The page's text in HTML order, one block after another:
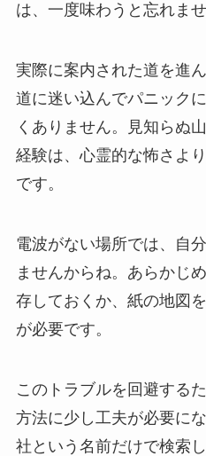
は、一度味わうと忘れませ
実際に案内された道を進
道に迷い込んでパニック
くありません。見知らぬ
経験は、心霊的な怖さよ
です。
電波がない場所では、自
ませんからね。あらかじ
存しておくか、紙の地図
が必要です。
このトラブルを回避する
方法に少し工夫が必要に
社という名前だけで検索